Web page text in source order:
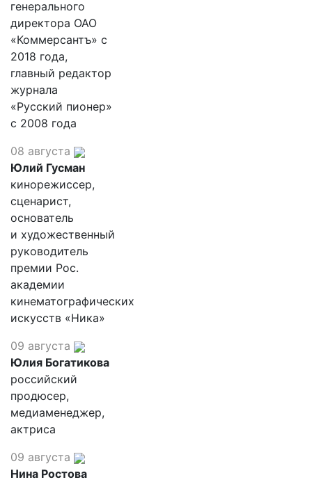
генерального
директора ОАО
«Коммерсантъ» с
2018 года,
главный редактор
журнала
«Русский пионер»
с 2008 года
08 августа
Юлий Гусман
кинорежиссер,
сценарист,
основатель
и художественный
руководитель
премии Рос.
академии
кинематографических
искусств «Ника»
09 августа
Юлия Богатикова
российский
продюсер,
медиаменеджер,
актриса
09 августа
Нина Ростова